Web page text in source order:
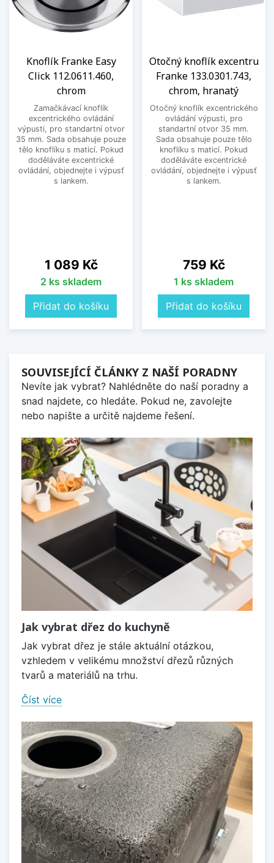
Knoflík Franke Easy
Click 112.0611.460,
chrom
Zamačkávací knoflík
excentrického ovládání
výpusti, pro standartní otvor
35 mm. Sada obsahuje pouze
tělo knoflíku s maticí. Pokud
doděláváte excentrické
ovládání, objednejte i výpusť
s lankem.
Cena
1 089 Kč
2 ks skladem
Přidat do košíku
Otočný knoflík excentru
Franke 133.0301.743,
chrom, hranatý
Otočný knoflík excentrického
ovládání výpusti, pro
standartní otvor 35 mm.
Sada obsahuje pouze tělo
knoflíku s maticí. Pokud
doděláváte excentrické
ovládání, objednejte i výpusť
s lankem.
Cena
759 Kč
1 ks skladem
Přidat do košíku
SOUVISEJÍCÍ ČLÁNKY Z NAŠÍ PORADNY
Nevíte jak vybrat? Nahlédněte do naší poradny a
snad najdete, co hledáte. Pokud ne, zavolejte
nebo napište a určitě najdeme řešení.
Jak vybrat dřez do kuchyně
Jak vybrat dřez je stále aktuální otázkou,
vzhledem v velikému množství dřezů různých
tvarů a materiálů na trhu.
Číst více